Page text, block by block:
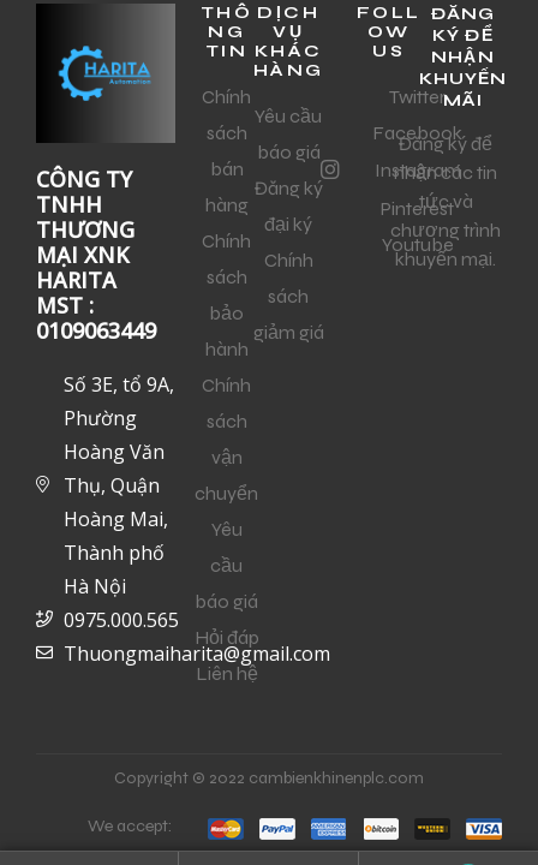
CÔNG TY
TNHH
THƯƠNG
MẠI XNK
HARITA
MST :
0109063449
Số 3E, tổ 9A,
Phường
Hoàng Văn
Thụ, Quận
Hoàng Mai,
Thành phố
Hà Nội
0975.000.565
Thuongmaiharita@gmail.com
THÔ
NG
TIN
Chính
sách
bán
hàng
Chính
sách
bảo
hành
Chính
sách
vận
chuyển
Yêu
cầu
báo giá
Hỏi đáp
Liên hệ
DỊCH
VỤ
KHÁC
HÀNG
Yêu cầu
báo giá
Đăng ký
đại ký
Chính
sách
giảm giá
FOLL
OW
US
Twitter
Facebook
Instagram
Pinterest
Youtube
ĐĂNG
KÝ ĐỂ
NHẬN
KHUYẾN
MÃI
Đăng ký để
nhận các tin
tức và
chương trình
khuyến mại.
Copyright © 2022 cambienkhinenplc.com
We accept: